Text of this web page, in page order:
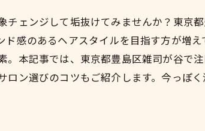
チェンジして垢抜けてみませんか？東京
ド感のあるヘアスタイルを目指す方が増
。本記事では、東京都豊島区雑司が谷で
ロン選びのコツもご紹介します。今っぽ